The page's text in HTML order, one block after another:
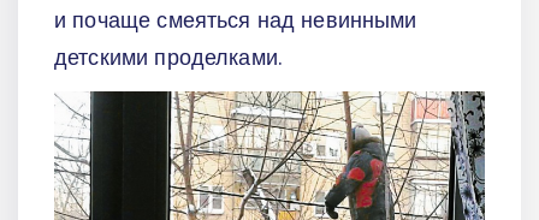
и почаще смеяться над невинными
детскими проделками.